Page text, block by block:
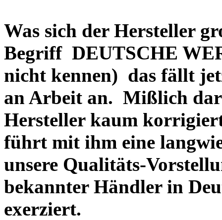
Was sich der Hersteller
Begriff DEUTSCHE
nicht kennen) das fällt
an Arbeit an. Mißlich
Hersteller kaum
führt mit ihm eine
unsere Qualitäts-
bekannter Händler in
exerziert.